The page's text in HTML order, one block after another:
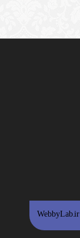
WebbyLab.ir